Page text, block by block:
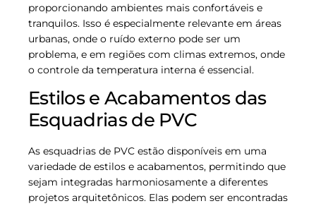
proporcionando ambientes mais confortáveis e
tranquilos. Isso é especialmente relevante em áreas
urbanas, onde o ruído externo pode ser um
problema, e em regiões com climas extremos, onde
o controle da temperatura interna é essencial.
Estilos e Acabamentos das
Esquadrias de PVC
As esquadrias de PVC estão disponíveis em uma
variedade de estilos e acabamentos, permitindo que
sejam integradas harmoniosamente a diferentes
projetos arquitetônicos. Elas podem ser encontradas